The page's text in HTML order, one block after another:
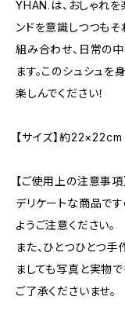
YHAN.は、おしゃれを
ンドを意識しつつも
組み合わせ、日常の
ます。このシュシュを
楽しんでください！
【サイズ】約22×22cm
【ご使用上の注意事項】
デリケートな商品で
ようご注意ください。
また、ひとつひとつ
ましても写真と実物
ご了承くださいませ。